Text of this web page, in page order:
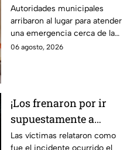
Francisco del Rincón;
deja una persona sin
vid4
Autoridades municipales
arribaron al lugar para atender
una emergencia cerca de la
comunidad de La Mora.
06 agosto, 2026
¡Los frenaron por ir
supuestamente a
exceso de velocidad!
Las víctimas relataron como